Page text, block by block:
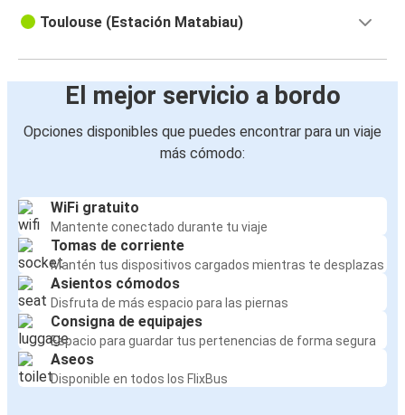
Toulouse (Estación Matabiau)
El mejor servicio a bordo
Opciones disponibles que puedes encontrar para un viaje
más cómodo:
WiFi gratuito
Mantente conectado durante tu viaje
Tomas de corriente
Mantén tus dispositivos cargados mientras te desplazas
Asientos cómodos
Disfruta de más espacio para las piernas
Consigna de equipajes
Espacio para guardar tus pertenencias de forma segura
Aseos
Disponible en todos los FlixBus